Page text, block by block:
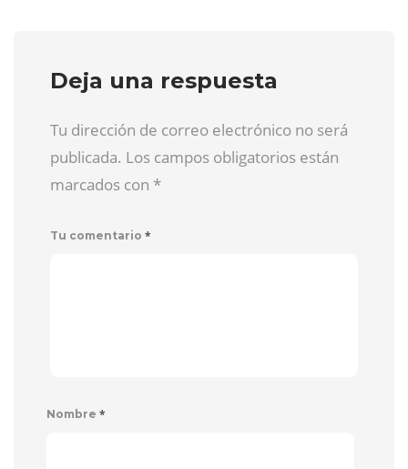
Deja una respuesta
Tu dirección de correo electrónico no será
publicada. Los campos obligatorios están
marcados con *
Tu comentario *
Nombre *